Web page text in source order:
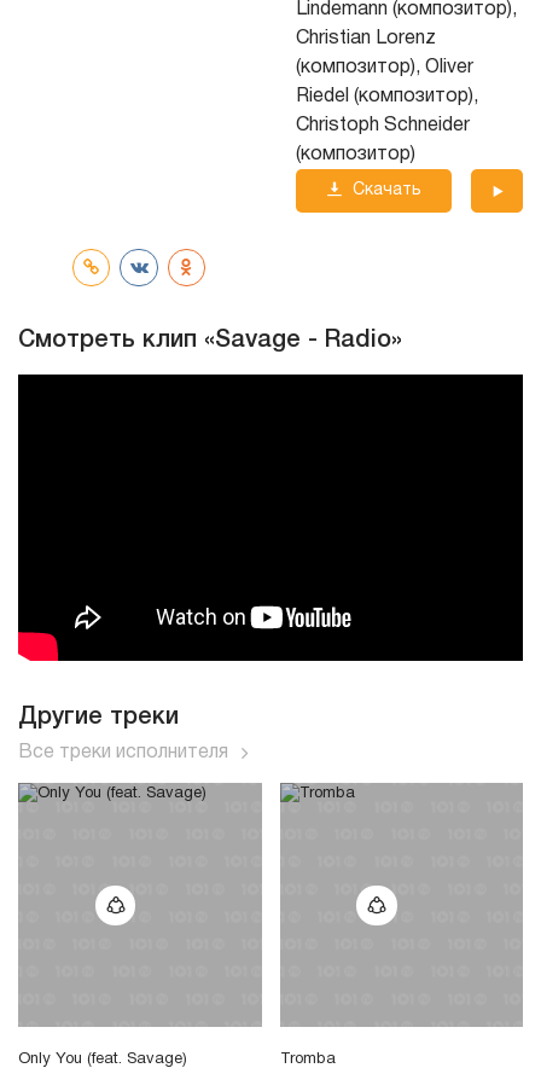
Lindemann (композитор),
Christian Lorenz
(композитор), Oliver
Riedel (композитор),
Christoph Schneider
(композитор)
Скачать
Смотреть клип «Savage - Radio»
Другие треки
Все треки исполнителя
Only You (feat. Savage)
Tromba